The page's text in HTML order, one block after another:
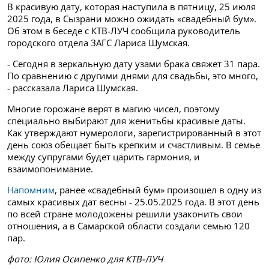
В красивую дату, которая наступила в пятницу, 25 июля
2025 года, в Сызрани можно ожидать «свадебный бум».
Об этом в беседе с КТВ-ЛУЧ сообщила руководитель
городского отдела ЗАГС Лариса Шумская.
- Сегодня в зеркальную дату узами брака свяжет 31 пара.
По сравнению с другими днями для свадьбы, это много,
- рассказала Лариса Шумская.
Многие горожане верят в магию чисел, поэтому
специально выбирают для женитьбы красивые даты.
Как утверждают нумерологи, зарегистрированный в этот
день союз обещает быть крепким и счастливым. В семье
между супругами будет царить гармония, и
взаимопонимание.
Напомним, ранее «свадебный бум» произошел в одну из
самых красивых дат весны - 25.05.2025 года. В этот день
по всей стране молодожены решили узаконить свои
отношения, а в Самарской области создали семью 120
пар.
фото: Юлия Осипенко для КТВ-ЛУЧ